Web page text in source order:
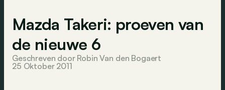
Mazda Takeri: proeven van
de nieuwe 6
Geschreven door Robin Van den Bogaert
25 Oktober 2011